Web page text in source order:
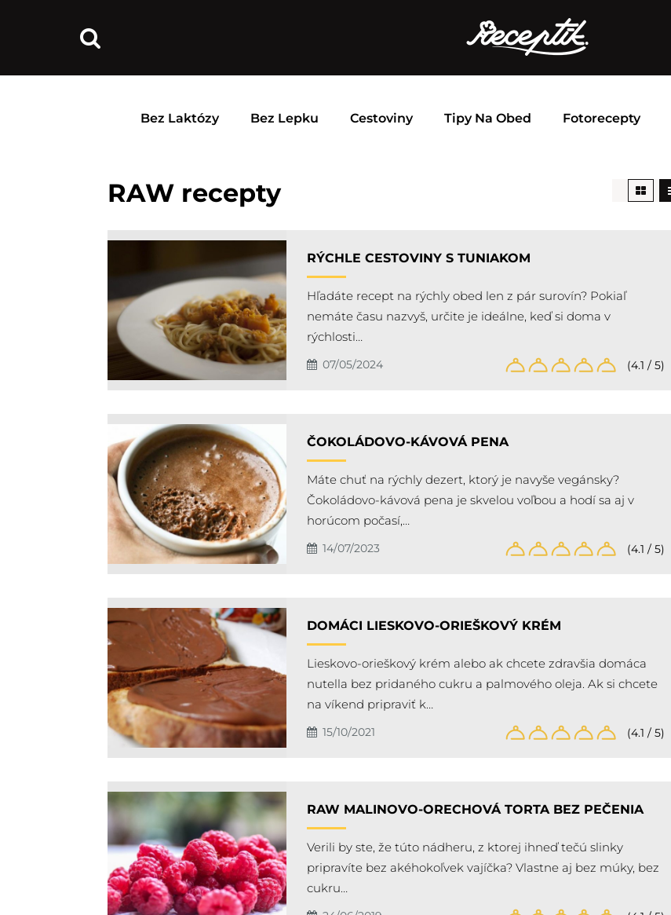
Bez Laktózy Bez Lepku Cestoviny Tipy Na Obed Fotorecepty
RAW recepty
RÝCHLE CESTOVINY S TUNIAKOM
Hľadáte recept na rýchly obed len z pár surovín? Pokiaľ
nemáte času nazvyš, určite je ideálne, keď si doma v
rýchlosti…
07/05/2024 (4.1 / 5)
ČOKOLÁDOVO-KÁVOVÁ PENA
Máte chuť na rýchly dezert, ktorý je navyše vegánsky?
Čokoládovo-kávová pena je skvelou voľbou a hodí sa aj v
horúcom počasí,…
14/07/2023 (4.1 / 5)
DOMÁCI LIESKOVO-ORIEŠKOVÝ KRÉM
Lieskovo-orieškový krém alebo ak chcete zdravšia domáca
nutella bez pridaného cukru a palmového oleja. Ak si chcete
na víkend pripraviť k…
15/10/2021 (4.1 / 5)
RAW MALINOVO-ORECHOVÁ TORTA BEZ PEČENIA
Verili by ste, že túto nádheru, z ktorej ihneď tečú slinky
pripravíte bez akéhokoľvek vajíčka? Vlastne aj bez múky, bez
cukru…